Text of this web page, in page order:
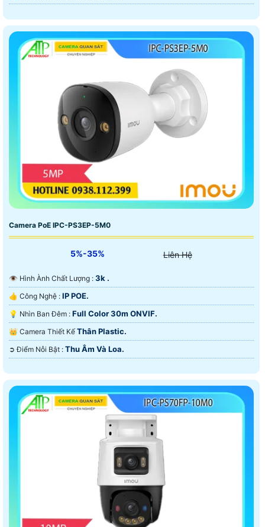
Camera PoE IPC-PS3EP-5M0
5%-35% Liên Hệ
👁 Hình Ành Chất Lượng : 3k .
👍 Công Nghệ : IP POE.
💡 Nhìn Ban Đêm : Full Color 30m ONVIF.
👑 Camera Thiết Kế Thân Plastic.
️➲ Điểm Nỗi Bật : Thu Âm Và Loa.